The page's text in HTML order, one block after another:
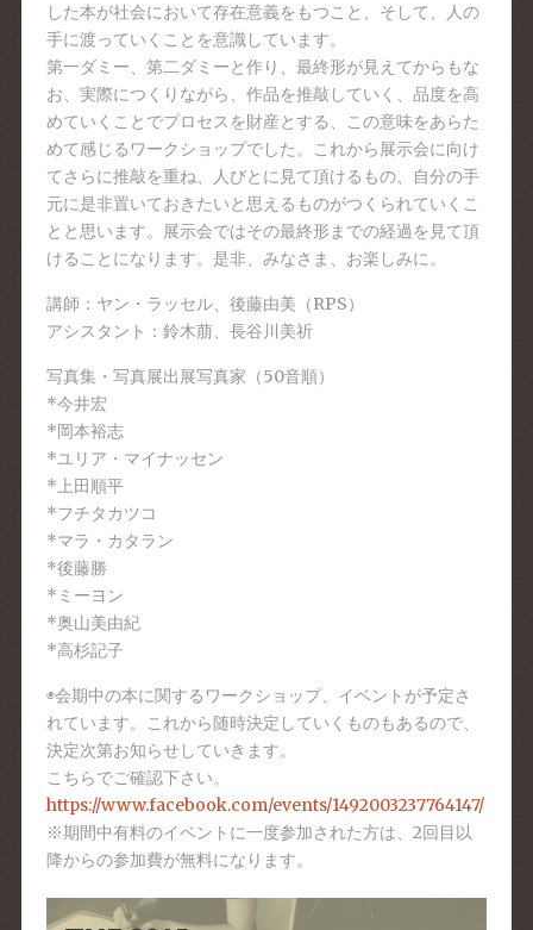
した本が社会において存在意義をもつこと、そして、人の
手に渡っていくことを意識しています。
第一ダミー、第二ダミーと作り、最終形が見えてからもな
お、実際につくりながら、作品を推敲していく、品度を高
めていくことでプロセスを財産とする、この意味をあらた
めて感じるワークショップでした。これから展示会に向け
てさらに推敲を重ね、人びとに見て頂けるもの、自分の手
元に是非置いておきたいと思えるものがつくられていくこ
とと思います。展示会ではその最終形までの経過を見て頂
けることになります。是非、みなさま、お楽しみに。
講師：ヤン・ラッセル、後藤由美（RPS）
アシスタント：鈴木萠、長谷川美祈
写真集・写真展出展写真家（50音順）
*今井宏
*岡本裕志
*ユリア・マイナッセン
*上田順平
*フチタカツコ
*マラ・カタラン
*後藤勝
*ミーヨン
*奥山美由紀
*高杉記子
◉会期中の本に関するワークショップ、イベントが予定さ
れています。これから随時決定していくものもあるので、
決定次第お知らせしていきます。
こちらでご確認下さい。
https://www.facebook.com/events/1492003237764147/
※期間中有料のイベントに一度参加された方は、2回目以
降からの参加費が無料になります。